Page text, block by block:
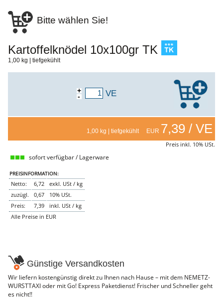
NEMETZ-DOGS
Hundefutter
nass
Belcando
Barf-Zusätze
Katzenfutter
Bitte wählen Sie!
Kartoffelknödel 10x100gr TK
1,00 kg | tiefgekühlt
+
- VE
1,00 kg | tiefgekühlt EUR 7,39 / VE
Preis inkl. 10% USt.
sofort verfügbar / Lagerware
PREISINFORMATION:
Netto: 6,72
exkl. USt / kg
zuzügl.
0,67
10% USt.
Preis:
7,39
inkl. USt / kg
Alle Preise in EUR
Günstige Versandkosten
Wir liefern kostengünstig direkt zu Ihnen nach Hause – mit dem NEMETZ-
WURSTTAXI oder mit Go! Express Paketdienst! Frischer und Schneller geht
es nicht!!